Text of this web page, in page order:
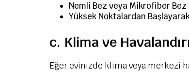
Nemli Bez veya Mikrofiber Bez
Yüksek Noktalardan
c. Klima ve
Eğer evinizde klima veya merkezi